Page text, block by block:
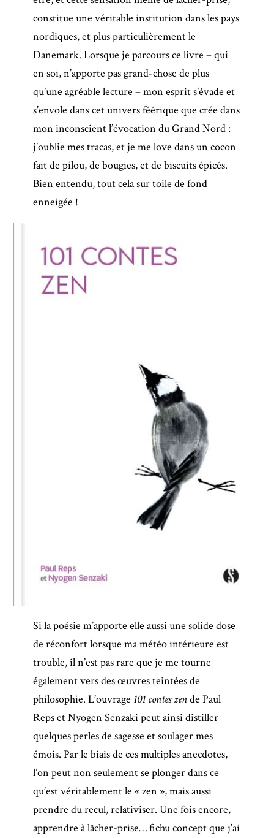
constitue une véritable institution dans les pays
nordiques, et plus particulièrement le
Danemark. Lorsque je parcours ce livre – qui
en soi, n’apporte pas grand-chose de plus
qu’une agréable lecture – mon esprit s’évade et
s’envole dans cet univers féérique que crée dans
mon inconscient l’évocation du Grand Nord :
j’oublie mes tracas, et je me love dans un cocon
fait de pilou, de bougies, et de biscuits épicés.
Bien entendu, tout cela sur toile de fond
enneigée !
Si la poésie m’apporte elle aussi une solide dose
de réconfort lorsque ma météo intérieure est
trouble, il n’est pas rare que je me tourne
également vers des œuvres teintées de
philosophie. L’ouvrage 101 contes zende Paul
Reps et Nyogen Senzaki peut ainsi distiller
quelques perles de sagesse et soulager mes
émois. Par le biais de ces multiples anecdotes,
l’on peut non seulement se plonger dans ce
qu’est véritablement le « zen », mais aussi
prendre du recul, relativiser. Une fois encore,
apprendre à lâcher-prise… fichu concept que j’ai